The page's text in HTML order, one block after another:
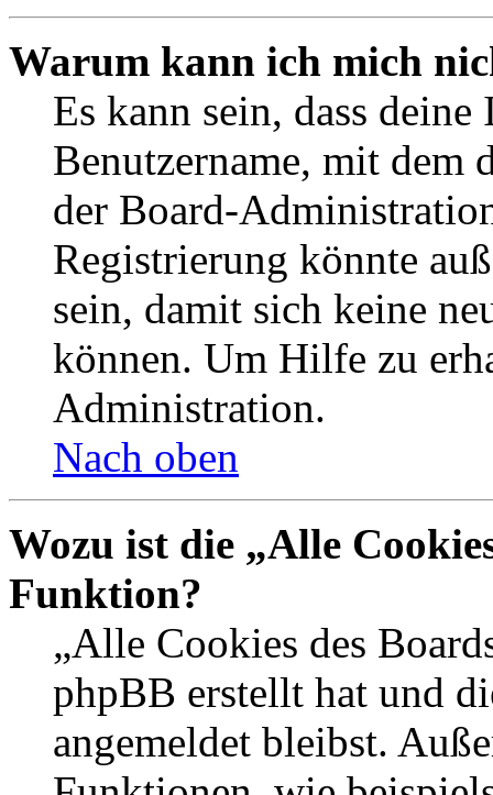
Warum kann ich mich
Es kann sein, dass
Benutzername, mit dem
der Board-
Registrierung könnte
sein, damit sich keine
können. Um Hilfe zu
Administration.
Nach oben
Wozu ist die „Alle
Funktion?
„Alle Cookies des
phpBB erstellt hat und
angemeldet bleibst.